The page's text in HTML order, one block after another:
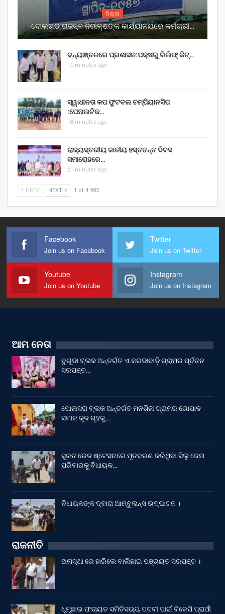
ଜିଲ୍ଲା
ବୋଲଗଡ ରାଜସ୍ବ ନିରୀକ୍ଷଙ୍କ କାର୍ଯ୍ୟାଳୟରେ କର୍ମଚାରୀ…
ବନ୍ୟାଞ୍ଚଳରେ ପ୍ରଶାସନ:ପକ୍ଷରୁ ରିଲିଫ୍ କିଟ୍…
10 minutes ago
ସ୍ୱାଧୀନତା କପ ଫୁଟବଲ ଚମ୍ପିୟାନସିପ
:ପେନାଲଟିକ…
18 minutes ago
ରାଜ୍ୟସ୍ତରୀୟ ଜାତୀୟ ହସ୍ତତନ୍ତ ଦିବସ
ସମାରୋହରେ…
21 minutes ago
PREV NEXT 1 of 4,985
Facebook
Join us on Facebook
Twitter
Join us on Twitter
Youtube
Join us on Youtube
Instagram
Join us on Instagram
ଆମ ନେତା
ବୁଗୁଡା ବ୍ଲକ ଅନ୍ତର୍ଗତ ଏ.କରଡାବାଡ଼ି ଗ୍ରାମର ପୂର୍ବତନ
ସରପଞ୍ଚ…
ପୋଲସରା ବ୍ଲକ ଅନ୍ତର୍ଗତ ମନଶିଳା ଗ୍ରାମର ଗୋପାଳ
ସମାଜ କୂଳ ଗୃହକୁ…
ସୁରତ ରେଳ ଷ୍ଟେସନରେ ମୃତବରଣ କରିଥିବା ସିଲୁ ଜେନା
ପରିବାରକୁ ବିଧାୟକ…
ବିଧାୟକଙ୍କ ଦ୍ବାରା ଆମ୍ବୁଲାନ୍ସ ଉଦ୍‌ଘାଟନ ।
ରାଜନୀତି
ଅନାସ୍ଥା ରେ ହାରିଲେ ବାଲିଛାଇ ପଞ୍ଚାୟତ ସରପଞ୍ଚ ।
ଧୂମୂଛାଇ ପଂଚାୟତ ସମିତିସଭ୍ୟ ପଦବୀ ପାଇଁ ବିଜେପି ପ୍ରାର୍ଥୀ